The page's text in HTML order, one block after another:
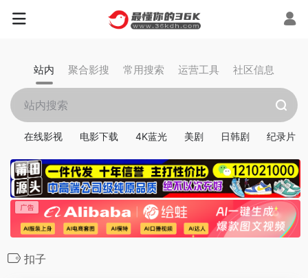
站内 聚合影搜 常用搜索 运营工具 社区信息
在线影视 电影下载 4K蓝光 美剧 日韩剧 纪录片
扣子